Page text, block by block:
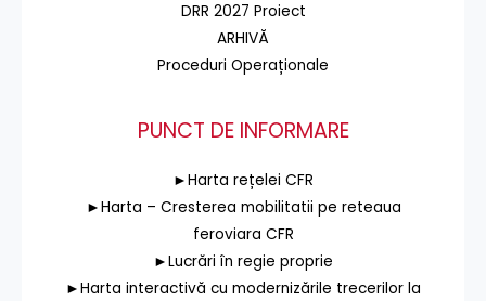
DRR 2027 Proiect
ARHIVĂ
Proceduri Operaționale
PUNCT DE INFORMARE
►Harta rețelei CFR
►Harta – Cresterea mobilitatii pe reteaua
feroviara CFR
►Lucrări în regie proprie
►Harta interactivă cu modernizările trecerilor la